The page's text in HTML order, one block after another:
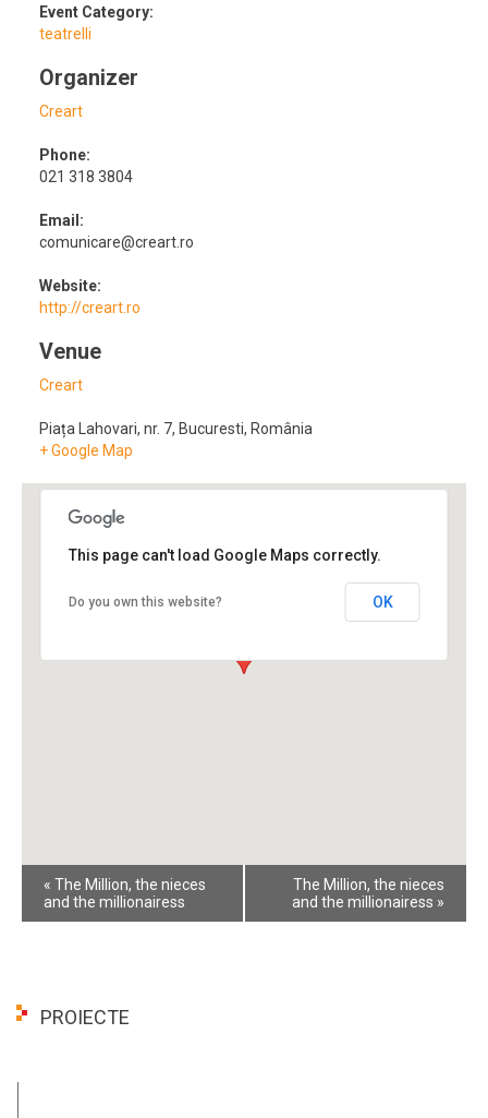
Event Category:
teatrelli
Organizer
Creart
Phone:
021 318 3804
Email:
comunicare@creart.ro
Website:
http://creart.ro
Venue
Creart
Piața Lahovari, nr. 7, Bucuresti, România
+ Google Map
This page can't load Google Maps correctly.
Do you own this website? OK
Event
Navigation
« The Million, the nieces
and the millionairess
The Million, the nieces
and the millionairess »
PROIECTE